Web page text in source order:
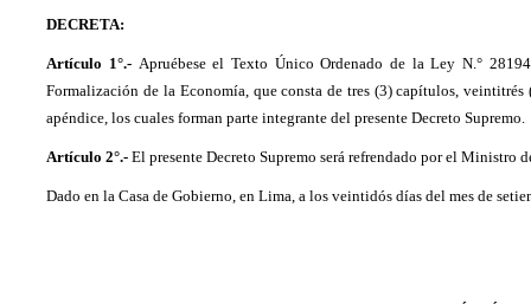
DECRETA:
Artículo 1°.- Apruébese el Texto Único Ordenado de la Ley N.°
Formalización de la Economía, que consta de tres (3) capítulos,
apéndice, los cuales forman parte integrante del presente Decreto Supremo.
Artículo 2°.-El presente Decreto Supremo será refrendado por el Ministro
Dado en la Casa de Gobierno, en Lima, a los veintidós días del mes de